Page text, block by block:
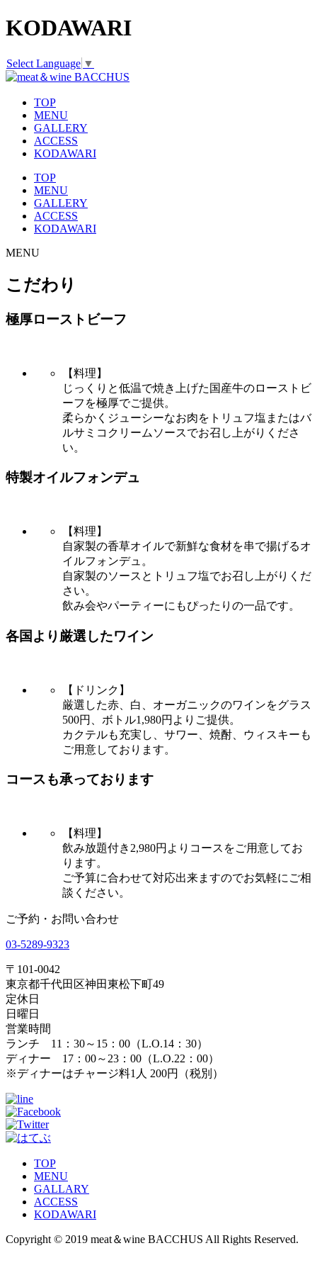
KODAWARI
Select Language ▼
TOP
MENU
GALLERY
ACCESS
KODAWARI
TOP
MENU
GALLERY
ACCESS
KODAWARI
MENU
こだわり
極厚ローストビーフ
【料理】
じっくりと低温で焼き上げた国産牛のローストビ
ーフを極厚でご提供。
柔らかくジューシーなお肉をトリュフ塩またはバ
ルサミコクリームソースでお召し上がりくださ
い。
特製オイルフォンデュ
【料理】
自家製の香草オイルで新鮮な食材を串で揚げるオ
イルフォンデュ。
自家製のソースとトリュフ塩でお召し上がりくだ
さい。
飲み会やパーティーにもぴったりの一品です。
各国より厳選したワイン
【ドリンク】
厳選した赤、白、オーガニックのワインをグラス
500円、ボトル1,980円よりご提供。
カクテルも充実し、サワー、焼酎、ウィスキーも
ご用意しております。
コースも承っております
【料理】
飲み放題付き2,980円よりコースをご用意してお
ります。
ご予算に合わせて対応出来ますのでお気軽にご相
談ください。
ご予約・お問い合わせ
03-5289-9323
〒101-0042
東京都千代田区神田東松下町49
定休日
日曜日
営業時間
ランチ 11：30～15：00（L.O.14：30）
ディナー 17：00～23：00（L.O.22：00）
※ディナーはチャージ料1人 200円（税別）
TOP
MENU
GALLARY
ACCESS
KODAWARI
Copyright © 2019 meat＆wine BACCHUS All Rights Reserved.